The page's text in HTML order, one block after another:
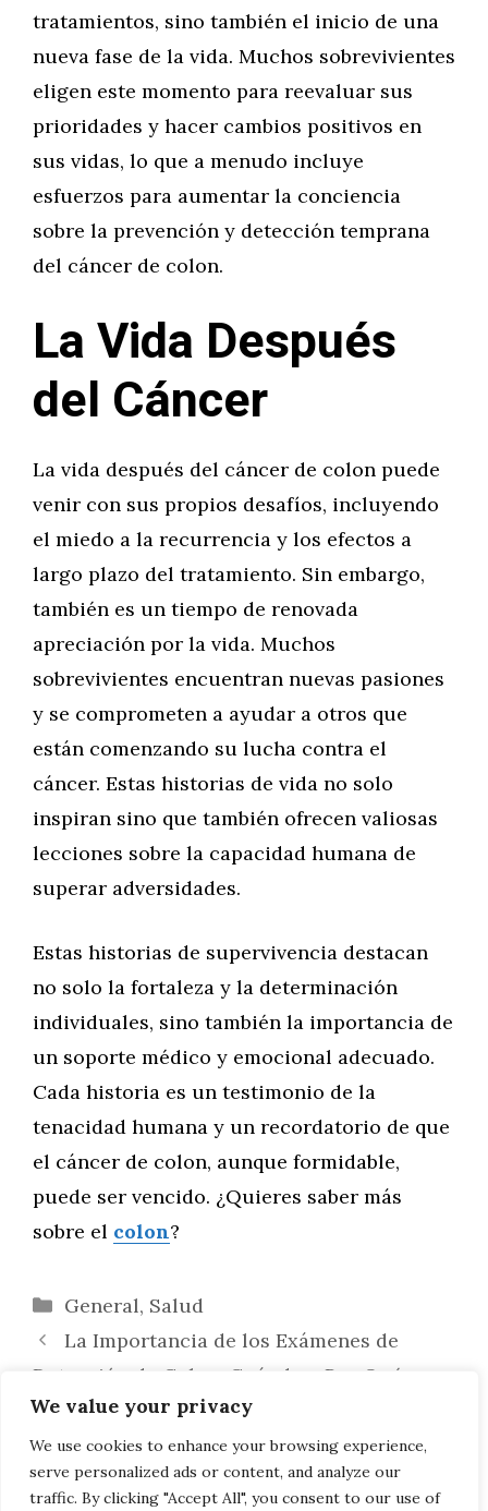
We value your privacy
We use cookies to enhance your browsing experience,
serve personalized ads or content, and analyze our
traffic. By clicking "Accept All", you consent to our use of
tratamientos, sino también el inicio de una
nueva fase de la vida. Muchos sobrevivientes
eligen este momento para reevaluar sus
prioridades y hacer cambios positivos en
sus vidas, lo que a menudo incluye
esfuerzos para aumentar la conciencia
sobre la prevención y detección temprana
del cáncer de colon.
La Vida Después
del Cáncer
La vida después del cáncer de colon puede
venir con sus propios desafíos, incluyendo
el miedo a la recurrencia y los efectos a
largo plazo del tratamiento. Sin embargo,
también es un tiempo de renovada
apreciación por la vida. Muchos
sobrevivientes encuentran nuevas pasiones
y se comprometen a ayudar a otros que
están comenzando su lucha contra el
cáncer. Estas historias de vida no solo
inspiran sino que también ofrecen valiosas
lecciones sobre la capacidad humana de
superar adversidades.
Estas historias de supervivencia destacan
no solo la fortaleza y la determinación
individuales, sino también la importancia de
un soporte médico y emocional adecuado.
Cada historia es un testimonio de la
tenacidad humana y un recordatorio de que
el cáncer de colon, aunque formidable,
puede ser vencido. ¿Quieres saber más
sobre el colon?
Categorías
General, Salud
La Importancia de los Exámenes de
Detección de Colon: Cuándo y Por Qué
Realizarlos
El Rol Crucial del Colon en la Absorción
de Nutrientes